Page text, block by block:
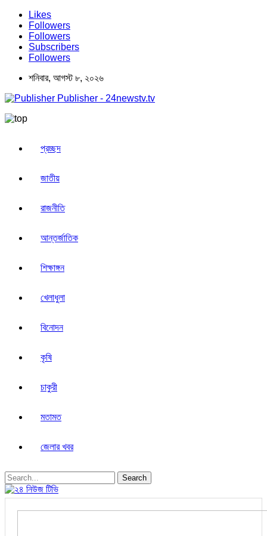
Likes
Followers
Followers
Subscribers
Followers
শনিবার, আগস্ট ৮, ২০২৬
Publisher - 24newstv.tv
প্রচ্ছদ
জাতীয়
রাজনীতি
আন্তর্জাতিক
শিক্ষাঙ্গন
খেলাধুলা
বিনোদন
কৃষি
চাকুরী
মতামত
জেলার খবর